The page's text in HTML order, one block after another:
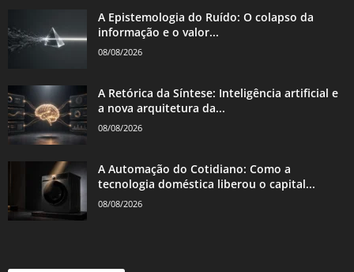
A Epistemologia do Ruído: O colapso da
informação e o valor...
08/08/2026
A Retórica da Síntese: Inteligência artificial e
a nova arquitetura da...
08/08/2026
A Automação do Cotidiano: Como a
tecnologia doméstica liberou o capital...
08/08/2026